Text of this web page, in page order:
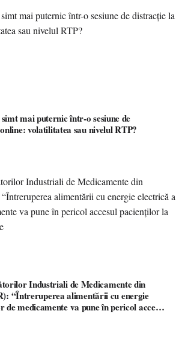
mai puternic într-o sesiune de
volatilitatea sau nivelul RTP?
Industriali de Medicamente din
“Întreruperea alimentării cu energie
medicamente va pune în pericol accesul